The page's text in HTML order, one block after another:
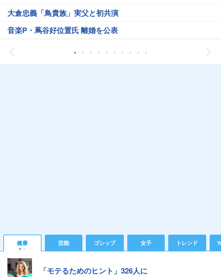
大倉忠義「鳥貴族」実父と初共演
音楽P・蔦谷好位置氏 離婚を公表
健康 芸能 ゴシップ 女子 トレンド
「モテるためのヒント」326人に